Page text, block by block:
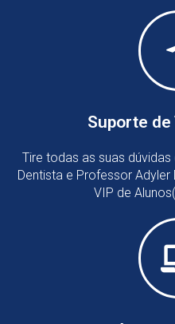
Suporte de
Tire todas as suas
Dentista e Professor
VIP de